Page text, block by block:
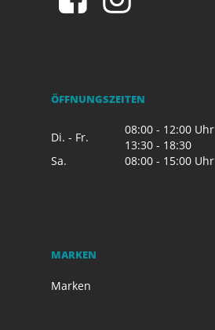
ÖFFNUNGSZEITEN
Di. - Fr.
08:00 - 12:00 Uhr
13:30 - 18:30
Sa.
08:00 - 15:00 Uhr
MARKEN
Marken